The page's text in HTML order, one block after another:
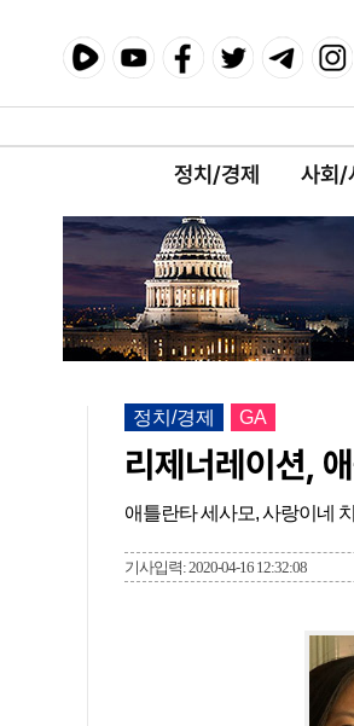
정치/경제 사회/
정치/경제 GA
리제너레이션,
애틀란타 세사모, 사랑이네
기사입력: 2020-04-16 12:32:08